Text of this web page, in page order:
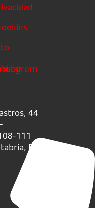
44
111
España.